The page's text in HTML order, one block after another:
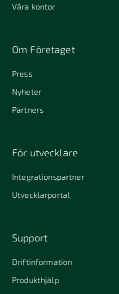
Våra kontor
Om Företaget
Press
Nyheter
Partners
För utvecklare
Integrationspartner
Utvecklarportal
Support
Driftinformation
Produkthjälp